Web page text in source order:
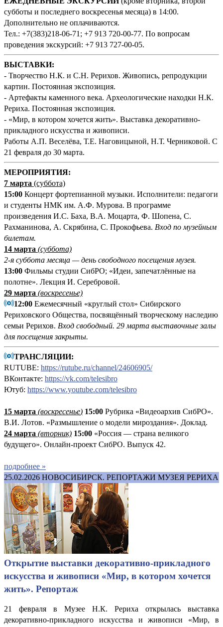
субботы и последнего воскресенья месяца) в 14:00.
Дополнительно не оплачиваются.
Тел.: +7(383)218-06-71; +7 913 720-00-77. По вопросам
проведения экскурсий: +7 913 727-00-05.
ВЫСТАВКИ:
- Творчество Н.К. и С.Н. Рерихов. Живопись, репродукции
картин. Постоянная экспозиция.
- Артефакты каменного века. Археологические находки Н.К.
Рериха. Постоянная экспозиция.
- «Мир, в котором хочется жить». Выставка декоративно-
прикладного искусства и живописи.
Работы А.П. Веселёва, Т.Е. Наговицыной, Н.Т. Черниковой. С
21 февраля до 30 марта.
МЕРОПРИЯТИЯ:
7 марта (суббота)
15:00 Концерт фортепианной музыки. Исполнители: педагоги
и студенты НМК им. А.Ф. Мурова. В программе
произведения И.С. Баха, В.А. Моцарта, Ф. Шопена, С.
Рахманинова, А. Скрябина, С. Прокофьева. Вход по музейным
билетам.
14 марта (суббота)
2-я суббота месяца — день свободного посещения музея.
13:00 Фильмы студии СибРО; «Идеи, запечатлённые на
полотне». Лекция И. Серебровой.
29 марта (воскресенье)
12:00 Ежемесячный «круглый стол» Сибирского
Рериховского Общества, посвящённый творческому наследию
семьи Рерихов. Вход свободный. 29 марта выставочные залы
для посещения закрыты.
ТРАНСЛЯЦИИ:
RUTUBE: https://rutube.ru/channel/24606905/
ВКонтакте: https://vk.com/telesibro
Ютуб: https://www.youtube.com/telesibro
15 марта (воскресенье) 15:00 Рубрика «Видеоархив СибРО».
В.И. Лотов. «Размышление о модели мироздания». Доклад.
24 марта (вторник) 15:00 «Россия — страна великого
будущего». Онлайн-проект СибРО. Выпуск 42.
подробнее »
25.02.2026 НОВОСИБИРСК. РЕПОРТАЖИ МУЗЕЯ РЕРИХА
Открытие выставки декоративно-прикладного
искусства и живописи «Мир, в котором хочется
жить». Репортаж
21 февраля в Музее Н.К. Рериха открылась выставка
декоративно-прикладного искусства и живописи «Мир, в